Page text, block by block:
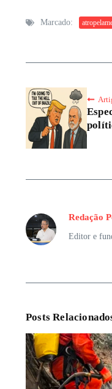
Marcado:
Redação
Editor e
Posts